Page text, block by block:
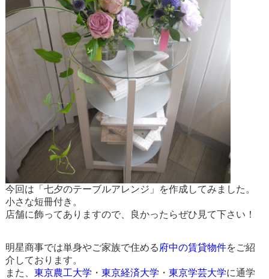
今回は「七夕のテーブルアレンジ」を作成してみました。
小さな短冊付き。
店舗に飾ってありますので、良かったらぜひ見て下さい！
明星商事では単身やご家族で住める 府中の賃貸物件をご紹
介しております。
また、 東京農工大学 ・ 東京経済大学 ・ 東京学芸大学に通学